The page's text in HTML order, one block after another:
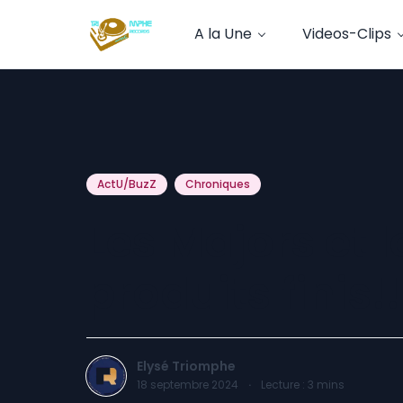
A la Une Videos-Clips
ActU/BuzZ Chroniques
Elysé Triomphe
18 septembre 2024 · Lecture : 3 mins